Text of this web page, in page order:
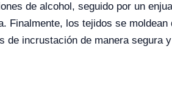
de alcohol, seguido por un
Finalmente, los tejidos se moldean
incrustación de manera segura